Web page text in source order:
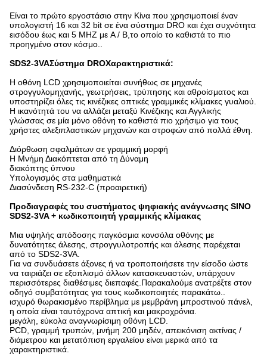
Είναι το πρώτο εργοστάσιο στην Κίνα που χρησιμοποιεί έναν
υπολογιστή 16 και 32 bit σε ένα σύστημα DRO και έχει συχνότητα
εισόδου έως και 5 MHZ με A / B,το οποίο το καθιστά το πιο
προηγμένο στον κόσμο..
SDS2-3VAΣύστημα DROΧαρακτηριστικά:
Η οθόνη LCD χρησιμοποιείται συνήθως σε μηχανές
στρογγυλομηχανής, γεωτρήσεις, τρύπησης και αθροίσματος και
υποστηρίζει όλες τις κινέζικες οπτικές γραμμικές κλίμακες γυαλιού.
Η ικανότητά του να αλλάζει μεταξύ Κινέζικης και Αγγλικής
γλώσσας σε μία μόνο οθόνη το καθιστά πιο χρήσιμο για τους
χρήστες αλεξιπλαστικών μηχανών και στροφών από πολλά έθνη.
Διόρθωση σφαλμάτων σε γραμμική μορφή
Η Μνήμη Διακόπτεται από τη Δύναμη
διακόπτης ύπνου
Υπολογισμός στα μαθηματικά
Διασύνδεση RS-232-C (προαιρετική)
Προδιαγραφές του συστήματος ψηφιακής ανάγνωσης SINO
SDS2-3VA + κωδικοποιητή γραμμικής κλίμακας
Μια υψηλής απόδοσης παγκόσμια κονσόλα οθόνης με
δυνατότητες άλεσης, στρογγυλοτροπής και άλεσης παρέχεται
από το SDS2-3VA.
Για να συνδυάσετε άξονες ή να τροποποιήσετε την είσοδο ώστε
να ταιριάζει σε εξοπλισμό άλλων κατασκευαστών, υπάρχουν
περισσότερες διαθέσιμες διεπαφές.Παρακαλούμε ανατρέξτε στον
οδηγό συμβατότητας για τους κωδικοποιητές παρακάτω..
ισχυρό θωρακισμένο περίβλημα με μεμβράνη μπροστινού πάνελ,
η οποία είναι ταυτόχρονα απτική και μακροχρόνια.
μεγάλη, εύκολα αναγνωρίσιμη οθόνη LCD.
PCD, γραμμή τρυπών, μνήμη 200 μηδέν, απεικόνιση ακτίνας /
διάμετρου και μετατόπιση εργαλείου είναι μερικά από τα
χαρακτηριστικά.